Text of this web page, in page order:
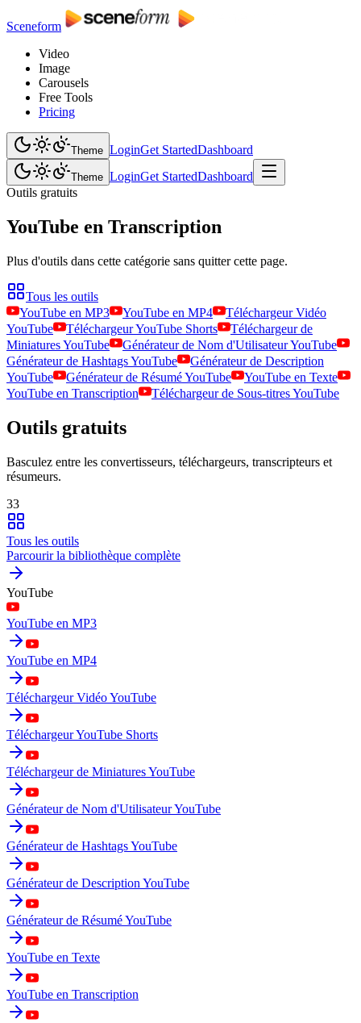
Sceneform
Video
Image
Carousels
Free Tools
Pricing
Theme LoginGet StartedDashboard
Theme LoginGet StartedDashboard
Outils gratuits
YouTube en Transcription
Plus d'outils dans cette catégorie sans quitter cette page.
Tous les outils
YouTube en MP3
YouTube en MP4
Téléchargeur Vidéo
YouTube
Téléchargeur YouTube Shorts
Téléchargeur de
Miniatures YouTube
Générateur de Nom d'Utilisateur YouTube
Générateur de Hashtags YouTube
Générateur de Description
YouTube
Générateur de Résumé YouTube
YouTube en Texte
YouTube en Transcription
Téléchargeur de Sous-titres YouTube
Outils gratuits
Basculez entre les convertisseurs, téléchargeurs, transcripteurs et
résumeurs.
33
Tous les outils
Parcourir la bibliothèque complète
YouTube
YouTube en MP3
YouTube en MP4
Téléchargeur Vidéo YouTube
Téléchargeur YouTube Shorts
Téléchargeur de Miniatures YouTube
Générateur de Nom d'Utilisateur YouTube
Générateur de Hashtags YouTube
Générateur de Description YouTube
Générateur de Résumé YouTube
YouTube en Texte
YouTube en Transcription